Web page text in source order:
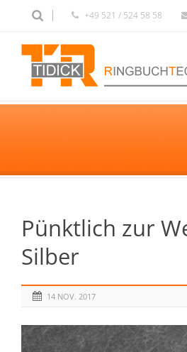
+49 521 / 524 58 58
Pünktlich zur
Silber
14 NOV. 2017